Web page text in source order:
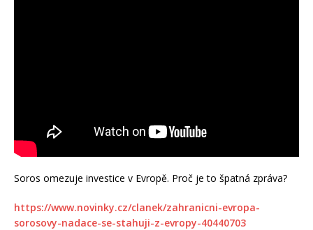
Soros omezuje investice v Evropě. Proč je to špatná zpráva?
https://www.novinky.cz/clanek/zahranicni-evropa-
sorosovy-nadace-se-stahuji-z-evropy-40440703